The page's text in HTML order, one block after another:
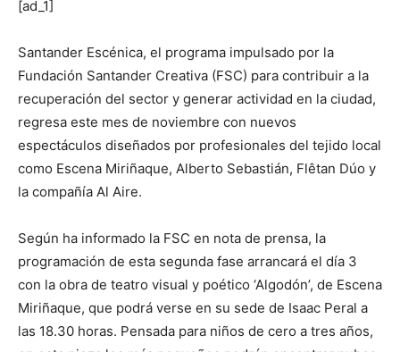
[ad_1]
Santander Escénica, el programa impulsado por la
Fundación Santander Creativa (FSC) para contribuir a la
recuperación del sector y generar actividad en la ciudad,
regresa este mes de noviembre con nuevos
espectáculos diseñados por profesionales del tejido local
como Escena Miriñaque, Alberto Sebastián, Flêtan Dúo y
la compañía Al Aire.
Según ha informado la FSC en nota de prensa, la
programación de esta segunda fase arrancará el día 3
con la obra de teatro visual y poético ‘Algodón’, de Escena
Miriñaque, que podrá verse en su sede de Isaac Peral a
las 18.30 horas. Pensada para niños de cero a tres años,